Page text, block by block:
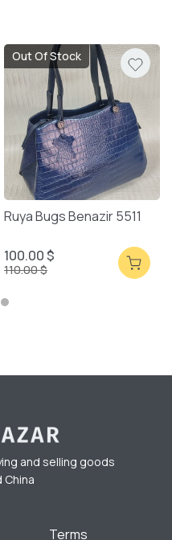
Out Of Stock
Ruya Bugs Benazir 5511
100.00 $
110.00 $
and selling goods
China
Terms